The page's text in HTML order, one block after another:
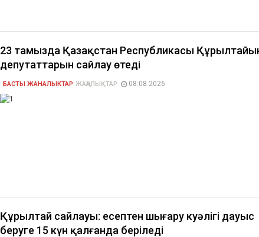
23 тамызда Қазақстан Республикасы
депутаттарын сайлау өтеді
БАСТЫ ЖАНАЛЫКТАР ЖАҢАЛЫҚТАР 08.08.2026
Құрылтай сайлауы: есептен шығару куәлігі дауыс
беруге 15 күн қалғанда беріледі